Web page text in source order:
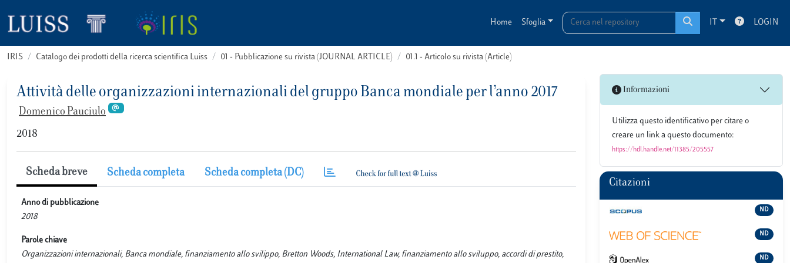
Home Sfoglia IT LOGIN
IRIS Catalogo dei prodotti della ricerca scientifica Luiss 01 - Pubblicazione su rivista (JOURNAL ARTICLE) 01.1 - Articolo su rivista (Article)
Attività delle organizzazioni internazionali del gruppo Banca mondiale per l’anno 2017
Domenico Pauciulo
2018
Scheda breve Scheda completa Scheda completa (DC)
Anno di pubblicazione
2018
Parole chiave
Organizzazioni internazionali, Banca mondiale, finanziamento allo svilippo, Bretton Woods, International Law, finanziamento allo sviluppo, accordi di prestito,
Informazioni
Utilizza questo identificativo per citare o
creare un link a questo documento:
https://hdl.handle.net/11385/205557
Citazioni
ND
ND
ND